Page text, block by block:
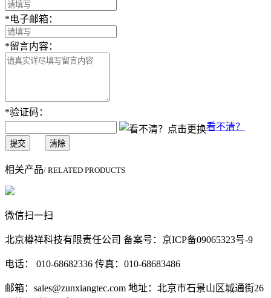
*电子邮箱：
*留言内容：
*验证码：
看不清？
提交 清除
相关产品/ RELATED PRODUCTS
微信扫一扫
北京樽祥科技有限责任公司 备案号：京ICP备09065323号-9
电话： 010-68682336 传真：010-68683486
邮箱：sales@zunxiangtec.com 地址：北京市石景山区城通街26